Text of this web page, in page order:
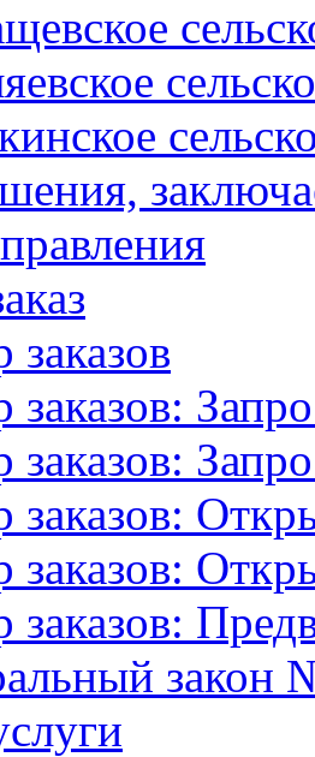
заказов
заказов:
заказов:
заказов:
заказов:
заказов:
закон